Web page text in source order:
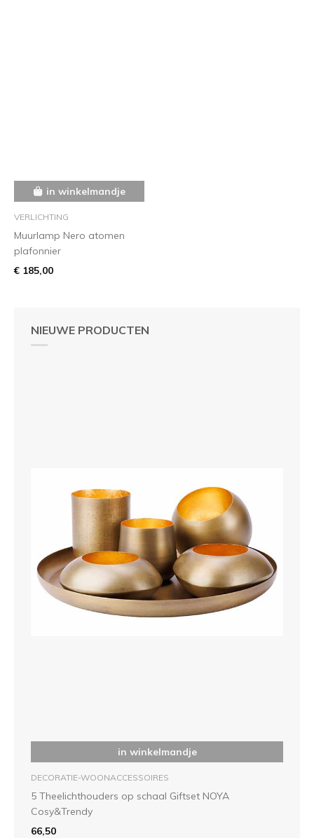
NIEUWE PRODUCTEN
in winkelmandje
DECORATIE-WOONACCESSOIRES
5 Theelichthouders op schaal Giftset NOYA
Cosy&Trendy
66,50
in winkelmandje
VERLICHTING
Muurlamp Nero atomen
plafonnier
€ 185,00